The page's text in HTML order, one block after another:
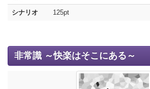
シナリオ 125pt
非常識 ～快楽はそこにある～